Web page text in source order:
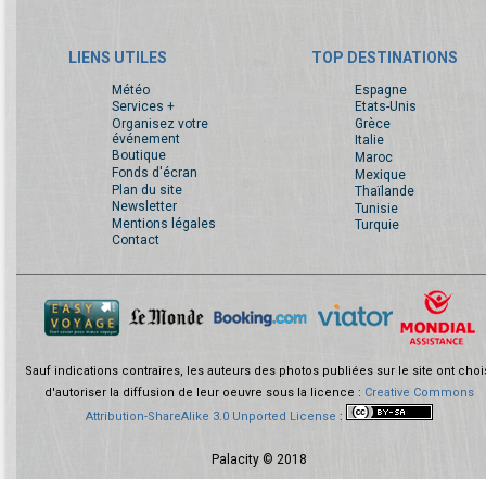
LIENS UTILES
Météo
Services +
Organisez votre
événement
Boutique
Fonds d'écran
Plan du site
Newsletter
Mentions légales
Contact
TOP DESTINATIONS
Espagne
Etats-Unis
Grèce
Italie
Maroc
Mexique
Thaïlande
Tunisie
Turquie
Sauf indications contraires, les auteurs des photos publiées sur le site ont
d'autoriser la diffusion de leur oeuvre sous la licence : Creative Commons
Attribution-ShareAlike 3.0 Unported License :
Palacity © 2018